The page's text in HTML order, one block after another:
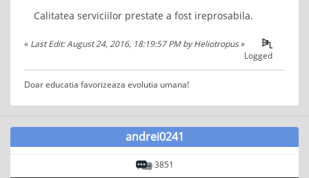
Calitatea serviciilor prestate a fost ireprosabila.
« Last Edit: August 24, 2016, 18:19:57 PM by Heliotropus»
Logged
Doar educatia favorizeaza evolutia umana!
andrei0241
3851